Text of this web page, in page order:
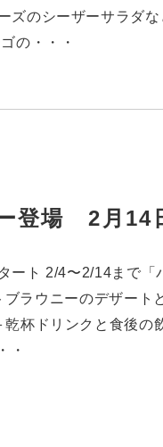
ズのシーザーサラダ
の・・・
登場 2月14
ート 2/4〜2/14まで「
ラウニーのデザート
杯ドリンクと食後の
・